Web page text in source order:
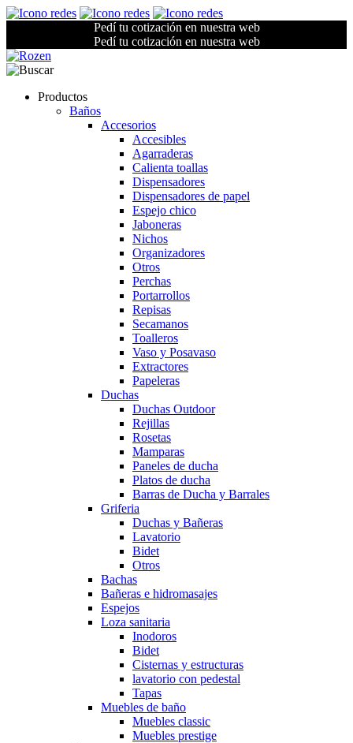
Pedí tu cotización en nuestra web
Pedí tu cotización en nuestra web
Productos
Baños
Accesorios
Accesibles
Agarraderas
Calienta toallas
Dispensadores
Dispensadores de papel
Espejo chico
Jaboneras
Nichos
Organizadores
Otros
Perchas
Portarrollos
Repisas
Secamanos
Toalleros
Vaso y Posavaso
Extractores
Papeleras
Duchas
Duchas Outdoor
Rejillas
Rosetas
Mamparas
Paneles de ducha
Platos de ducha
Barras de Ducha y Barrales
Griferia
Duchas y Bañeras
Lavatorio
Bidet
Otros
Bachas
Bañeras e hidromasajes
Espejos
Loza sanitaria
Inodoros
Bidet
Cisternas y estructuras
lavatorio con pedestal
Tapas
Muebles de baño
Muebles classic
Muebles prestige